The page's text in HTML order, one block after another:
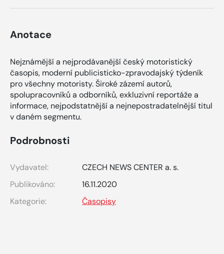
Anotace
Nejznámější a nejprodávanější český motoristický
časopis, moderní publicisticko-zpravodajský týdeník
pro všechny motoristy. Široké zázemí autorů,
spolupracovníků a odborníků, exkluzivní reportáže a
informace, nejpodstatnější a nejnepostradatelnější titul
v daném segmentu.
Podrobnosti
Vydavatel:
CZECH NEWS CENTER a. s.
Publikováno:
16.11.2020
Kategorie:
Časopisy